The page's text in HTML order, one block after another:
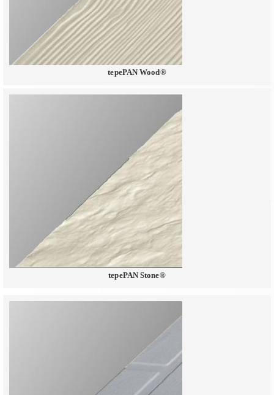
tepePAN Wood®
tepePAN Stone®